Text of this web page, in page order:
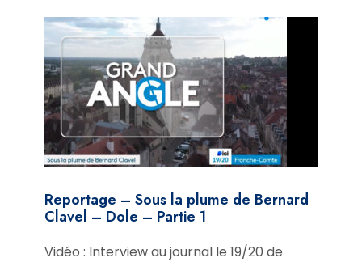
Reportage – Sous la plume de Bernard
Clavel – Dole – Partie 1
Vidéo : Interview au journal le 19/20 de